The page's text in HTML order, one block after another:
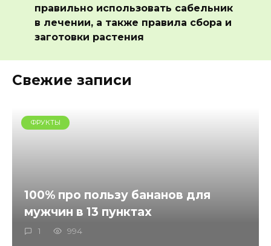
правильно использовать сабельник
в лечении, а также правила сбора и
заготовки растения
Свежие записи
ФРУКТЫ
100% про пользу бананов для
мужчин в 13 пунктах
1 994